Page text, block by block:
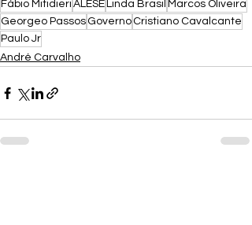
Fábio Mitidieri ALESE Linda Brasil Marcos Oliveira
Georgeo Passos Governo Cristiano Cavalcante
Paulo Jr
André Carvalho